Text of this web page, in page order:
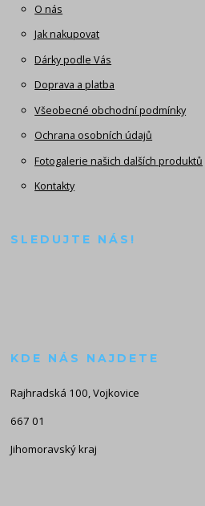
O nás
Jak nakupovat
Dárky podle Vás
Doprava a platba
Všeobecné obchodní podmínky
Ochrana osobních údajů
Fotogalerie našich dalších produktů
Kontakty
SLEDUJTE NÁS!
KDE NÁS NAJDETE
Rajhradská 100, Vojkovice
667 01
Jihomoravský kraj